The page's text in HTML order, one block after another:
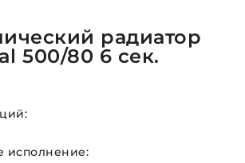
радиатор
500/80 6 сек.
исполнение: